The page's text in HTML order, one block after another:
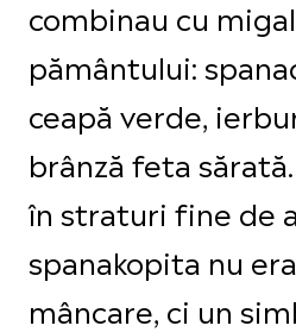
combinau cu
pământului:
ceapă verde,
brânză feta
în straturi fine de
spanakopita nu
mâncare, ci un